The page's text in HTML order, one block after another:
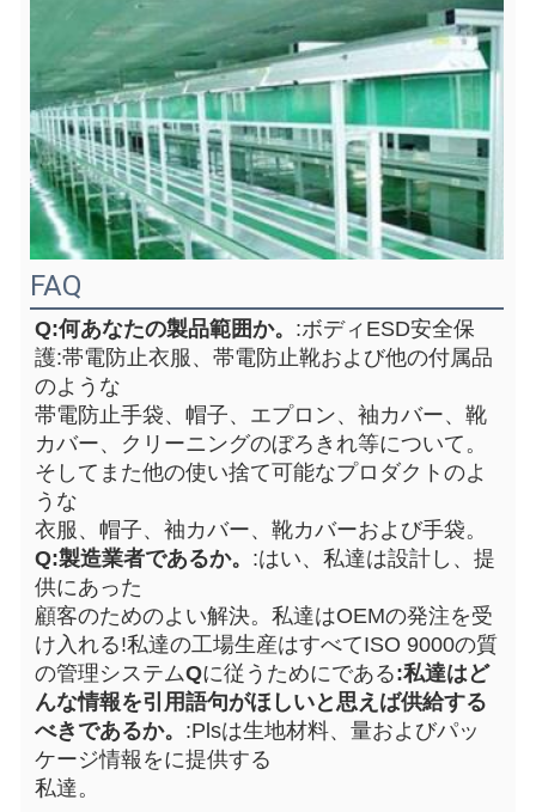
FAQ
Q:何あなたの製品範囲か。 :ボディESD安全保
護:帯電防止衣服、帯電防止靴および他の付属品
のような
帯電防止手袋、帽子、エプロン、袖カバー、靴
カバー、クリーニングのぼろきれ等について。
そしてまた他の使い捨て可能なプロダクトのよ
うな
衣服、帽子、袖カバー、靴カバーおよび手袋。
Q:製造業者であるか。 :はい、私達は設計し、提
供にあった
顧客のためのよい解決。私達はOEMの発注を受
け入れる!私達の工場生産はすべてISO 9000の質
の管理システムQに従うためにである:私達はど
んな情報を引用語句がほしいと思えば供給する
べきであるか。 :Plsは生地材料、量およびパッ
ケージ情報をに提供する
私達。